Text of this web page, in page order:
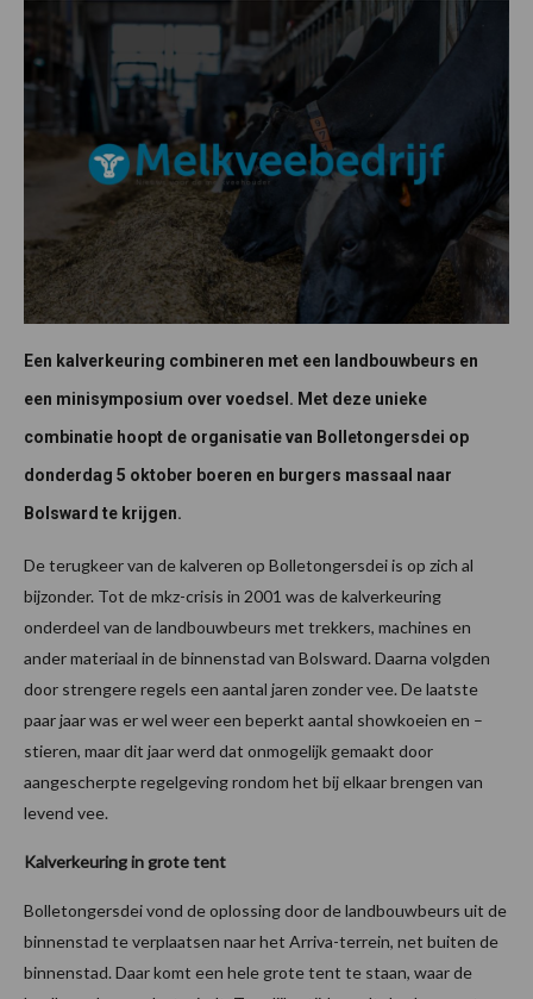
Een kalverkeuring combineren met een landbouwbeurs en
een minisymposium over voedsel. Met deze unieke
combinatie hoopt de organisatie van Bolletongersdei op
donderdag 5 oktober boeren en burgers massaal naar
Bolsward te krijgen.
De terugkeer van de kalveren op Bolletongersdei is op zich al
bijzonder. Tot de mkz-crisis in 2001 was de kalverkeuring
onderdeel van de landbouwbeurs met trekkers, machines en
ander materiaal in de binnenstad van Bolsward. Daarna volgden
door strengere regels een aantal jaren zonder vee. De laatste
paar jaar was er wel weer een beperkt aantal showkoeien en –
stieren, maar dit jaar werd dat onmogelijk gemaakt door
aangescherpte regelgeving rondom het bij elkaar brengen van
levend vee.
Kalverkeuring in grote tent
Bolletongersdei vond de oplossing door de landbouwbeurs uit de
binnenstad te verplaatsen naar het Arriva-terrein, net buiten de
binnenstad. Daar komt een hele grote tent te staan, waar de